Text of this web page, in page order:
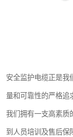
安全监护电缆正是我
量和可靠性的严格追
我们拥有一支高素质
到人员培训及售后保